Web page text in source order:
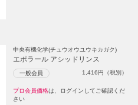
中央有機化学(チュウオウユウキカガク)
エポラール アシッドリンス
一般会員 1,416円（税別）
プロ会員価格は、ログインしてご確認くだ
さい